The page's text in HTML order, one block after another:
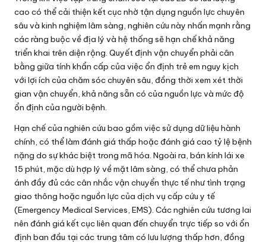
cao có thể cải thiện kết cục nhờ tận dụng nguồn lực chuyên
sâu và kinh nghiệm lâm sàng, nghiên cứu này nhấn mạnh rằng
các ràng buộc về địa lý và hệ thống sẽ hạn chế khả năng
triển khai trên diện rộng. Quyết định vận chuyển phải cân
bằng giữa tính khẩn cấp của việc ổn định trẻ em nguy kịch
với lợi ích của chăm sóc chuyên sâu, đồng thời xem xét thời
gian vận chuyển, khả năng sẵn có của nguồn lực và mức độ
ổn định của người bệnh.
Hạn chế của nghiên cứu bao gồm việc sử dụng dữ liệu hành
chính, có thể làm đánh giá thấp hoặc đánh giá cao tỷ lệ bệnh
nặng do sự khác biệt trong mã hóa. Ngoài ra, bán kính lái xe
15 phút, mặc dù hợp lý về mặt lâm sàng, có thể chưa phản
ánh đầy đủ các cân nhắc vận chuyển thực tế như tình trạng
giao thông hoặc nguồn lực của dịch vụ cấp cứu y tế
(Emergency Medical Services, EMS). Các nghiên cứu tương lai
nên đánh giá kết cục liên quan đến chuyển trực tiếp so với ổn
định ban đầu tại các trung tâm có lưu lượng thấp hơn, đồng